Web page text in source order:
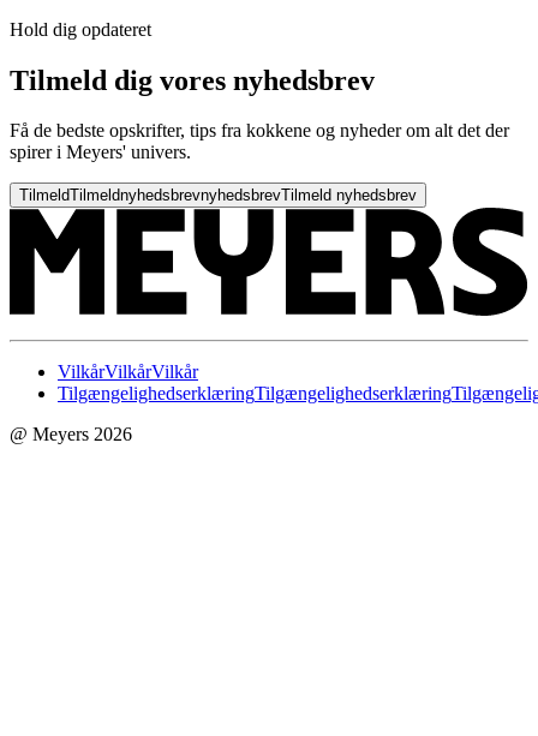
Hold dig opdateret
Tilmeld dig vores nyhedsbrev
Få de bedste opskrifter, tips fra kokkene og nyheder om alt det der
spirer i Meyers' univers.
TilmeldTilmeldnyhedsbrevnyhedsbrevTilmeld nyhedsbrev
VilkårVilkårVilkår
TilgængelighedserklæringTilgængelighedserklæring
@ Meyers 2026